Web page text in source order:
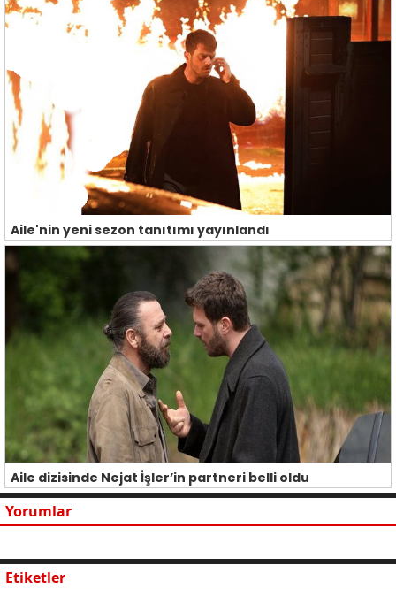
Aile'nin yeni sezon tanıtımı yayınlandı
Aile dizisinde Nejat İşler’in partneri belli oldu
Yorumlar
Etiketler